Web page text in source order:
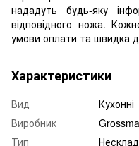
нададуть будь-яку
відповідного ножа.
умови оплати та швидка
Характеристики
Вид
Кухонні
Виробник
Тип